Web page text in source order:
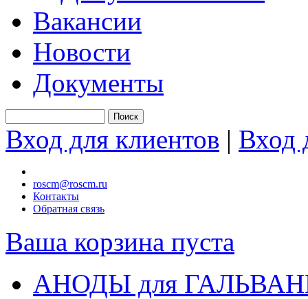
Вакансии
Новости
Документы
Вход для клиентов | Вход
roscm@roscm.ru
Контакты
Обратная связь
Ваша корзина пуста
АНОДЫ для